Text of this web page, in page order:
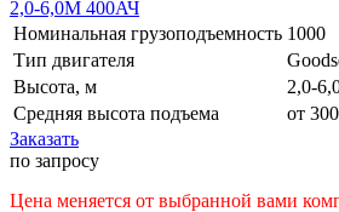
Номинальная грузоподъемность 1000
Тип двигателя
Высота, м
2,0-
Средняя высота подъема
от
Заказать
по запросу
Цена меняется от выбранной вами